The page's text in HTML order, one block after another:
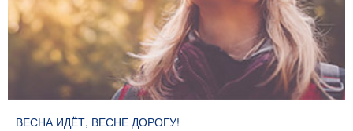
ВЕСНА ИДЁТ, ВЕСНЕ ДОРОГУ!